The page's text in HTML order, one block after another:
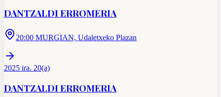
DANTZALDI ERROMERIA
20:00 MURGIAN, Udaletxeko Plazan
2025 ira. 20(a)
DANTZALDI ERROMERIA